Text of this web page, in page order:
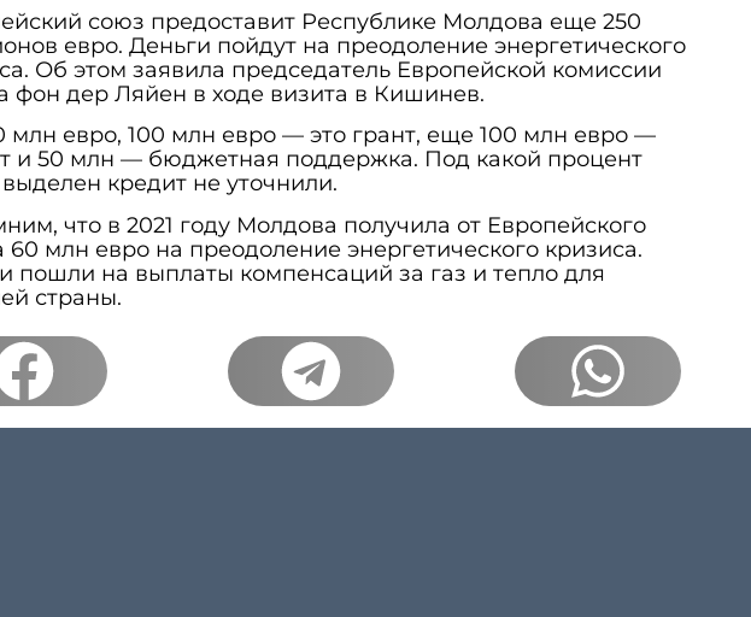
союз предоставит Республике Молдова еще 250
евро. Деньги пойдут на преодоление энергетического
Об этом заявила председатель Европейской комиссии
фон дер Ляйен в ходе визита в Кишинев.
млн евро, 100 млн евро — это грант, еще 100 млн евро —
и 50 млн — бюджетная поддержка. Под какой процент
кредит не уточнили.
что в 2021 году Молдова получила от Европейского
60 млн евро на преодоление энергетического кризиса.
пошли на выплаты компенсаций за газ и тепло для
страны.